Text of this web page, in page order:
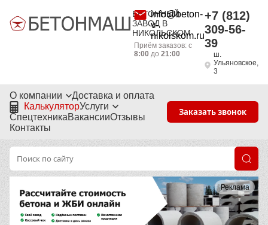
БЕТОННЫЙ
ЗАВОД В
НИКОЛЬСКОМ
info@beton-
v-
nikolskom.ru
Приём заказов: с
8:00 до 21:00
+7 (812)
309-56-
39
ш.
Ульяновское,
3
О компании
Доставка и оплата
КалькуляторУслуги
СпецтехникаВакансииОтзывы
Контакты
Заказать звонок
Реклама